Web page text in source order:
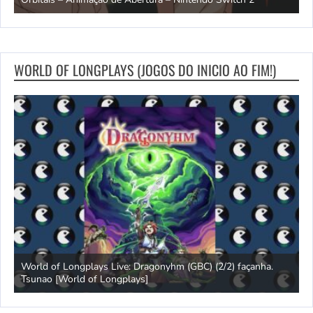
WORLD OF LONGPLAYS (JOGOS DO INICIO AO FIM!)
World of Longplays Live: Dragonyhm (GBC) (2/2) façanha.
Tsunao [World of Longplays]